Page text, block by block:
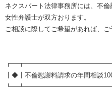
ネクスパート法律事務所には、不
女性弁護士が双方おります。
ご相談に際してご希望があれば、ご
┃◆┃不倫慰謝料請求の年間相談